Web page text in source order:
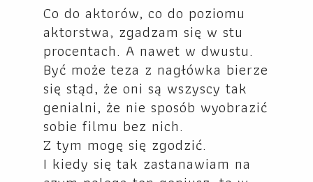
Co do aktorów, co do poziomu
aktorstwa, zgadzam się w stu
procentach. A nawet w dwustu.
Być może teza z nagłówka bierze
się stąd, że oni są wszyscy tak
genialni, że nie sposób wyobrazić
sobie filmu bez nich.
Z tym mogę się zgodzić.
I kiedy się tak zastanawiam na